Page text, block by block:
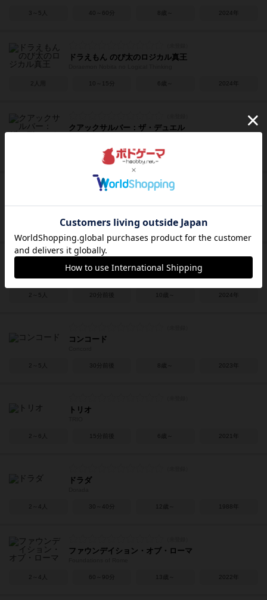
3～5人 40～60分 8歳～ 2024年
ドラえもん のび太のロジカル真王
2人用 10～15分 6歳～ 2024年
クアックサルバー：ザ・デュエル
45分前後 10歳～
FTW?!
25～40分 8歳～
ホットドッグ
Hotdog
2～5人 20分前後 10歳～ 2024年
コンコード
2～5人 30分前後 8歳～ 2023年
トリオ
2～6人 15分前後 6歳～ 2021年
ドラダ
2～4人 30～40分 12歳～ 1988年
ファウンデイション・オブ・ローマ
2～4人 60～90分 13歳～ 2022年